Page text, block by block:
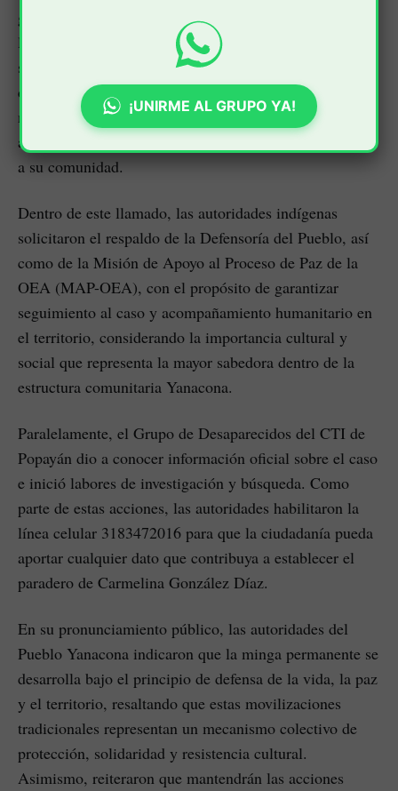
garantizar la búsqueda y pronta localización de la
lideresa indígena. En el pronunciamiento, también
solicitaron el acompañamiento de organismos
defensores de derechos humanos a nivel local, regional,
nacional e internacional, con el fin de fortalecer las
acciones que permitan su regreso seguro a su familia y
a su comunidad.
Dentro de este llamado, las autoridades indígenas
solicitaron el respaldo de la Defensoría del Pueblo, así
como de la Misión de Apoyo al Proceso de Paz de la
OEA (MAP-OEA), con el propósito de garantizar
seguimiento al caso y acompañamiento humanitario en
el territorio, considerando la importancia cultural y
social que representa la mayor sabedora dentro de la
estructura comunitaria Yanacona.
Paralelamente, el Grupo de Desaparecidos del CTI de
Popayán dio a conocer información oficial sobre el caso
e inició labores de investigación y búsqueda. Como
parte de estas acciones, las autoridades habilitaron la
línea celular 3183472016 para que la ciudadanía pueda
aportar cualquier dato que contribuya a establecer el
paradero de Carmelina González Díaz.
En su pronunciamiento público, las autoridades del
Pueblo Yanacona indicaron que la minga permanente se
desarrolla bajo el principio de defensa de la vida, la paz
y el territorio, resaltando que estas movilizaciones
tradicionales representan un mecanismo colectivo de
protección, solidaridad y resistencia cultural.
Asimismo, reiteraron que mantendrán las acciones
¡UNIRME AL GRUPO YA!